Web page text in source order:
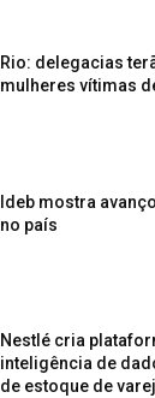
Rio: delegacias
mulheres vítimas
Ideb mostra
no país
Nestlé cria
inteligência de
de estoque de